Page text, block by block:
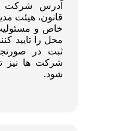
آدرس شرکت
قانون، هیئت
خاص و مسئولیت
محل را تایید
ثبت در
شرکت ها نیز
شود.